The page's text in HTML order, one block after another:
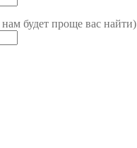
будет проще вас найти)